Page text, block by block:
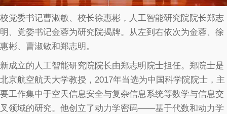
校党委书记曹淑敏、校长徐惠彬，人工智能研究院院长郑志
明、党委书记金蓉为研究院揭牌。从左到右依次为金蓉、徐
惠彬、曹淑敏和郑志明。
新成立的人工智能研究院院长由郑志明院士担任。郑院士是
北京航空航天大学教授，2017年当选为中国科学院院士，主
要工作集中于空天信息安全与复杂信息系统等数学与信息交
叉领域的研究。他创立了动力学密码——基于代数和动力学